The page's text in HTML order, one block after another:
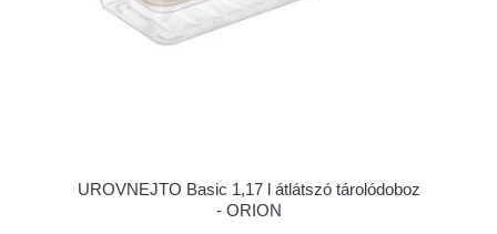
UROVNEJTO Basic 1,17 l átlátszó tárolódoboz
- ORION